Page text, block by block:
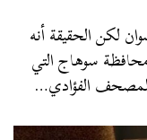
لكن الحقيقة أنه
محافظة سوهاج التي
الفؤادي…